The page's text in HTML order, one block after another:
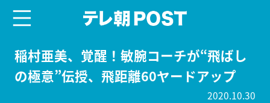
稲村亜美、覚醒！敏腕コーチが“飛ばし
の極意”伝授、飛距離60ヤードアップ
2020.10.30